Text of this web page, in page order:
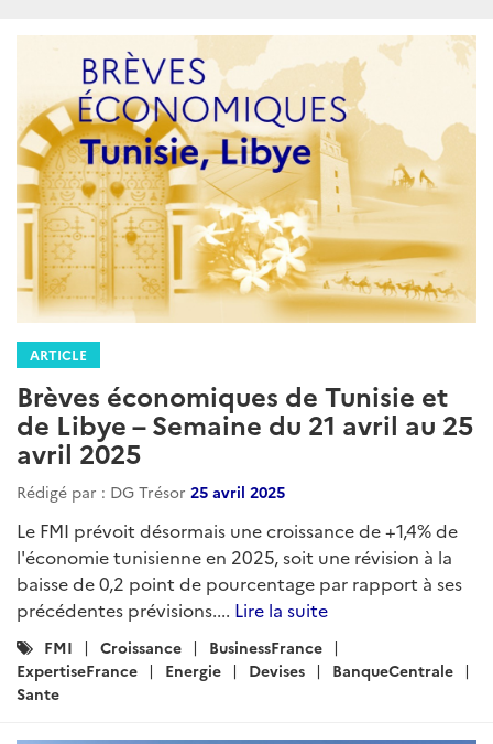
ARTICLE
Brèves économiques de Tunisie et
de Libye – Semaine du 21 avril au 25
avril 2025
Rédigé par : DG Trésor 25 avril 2025
Le FMI prévoit désormais une croissance de +1,4% de
l'économie tunisienne en 2025, soit une révision à la
baisse de 0,2 point de pourcentage par rapport à ses
précédentes prévisions.... Lire la suite
Catégories
:
FMI Croissance
BusinessFrance
ExpertiseFrance
Energie Devises
BanqueCentrale
Sante